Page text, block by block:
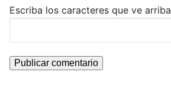
Escriba los caracteres que ve arriba